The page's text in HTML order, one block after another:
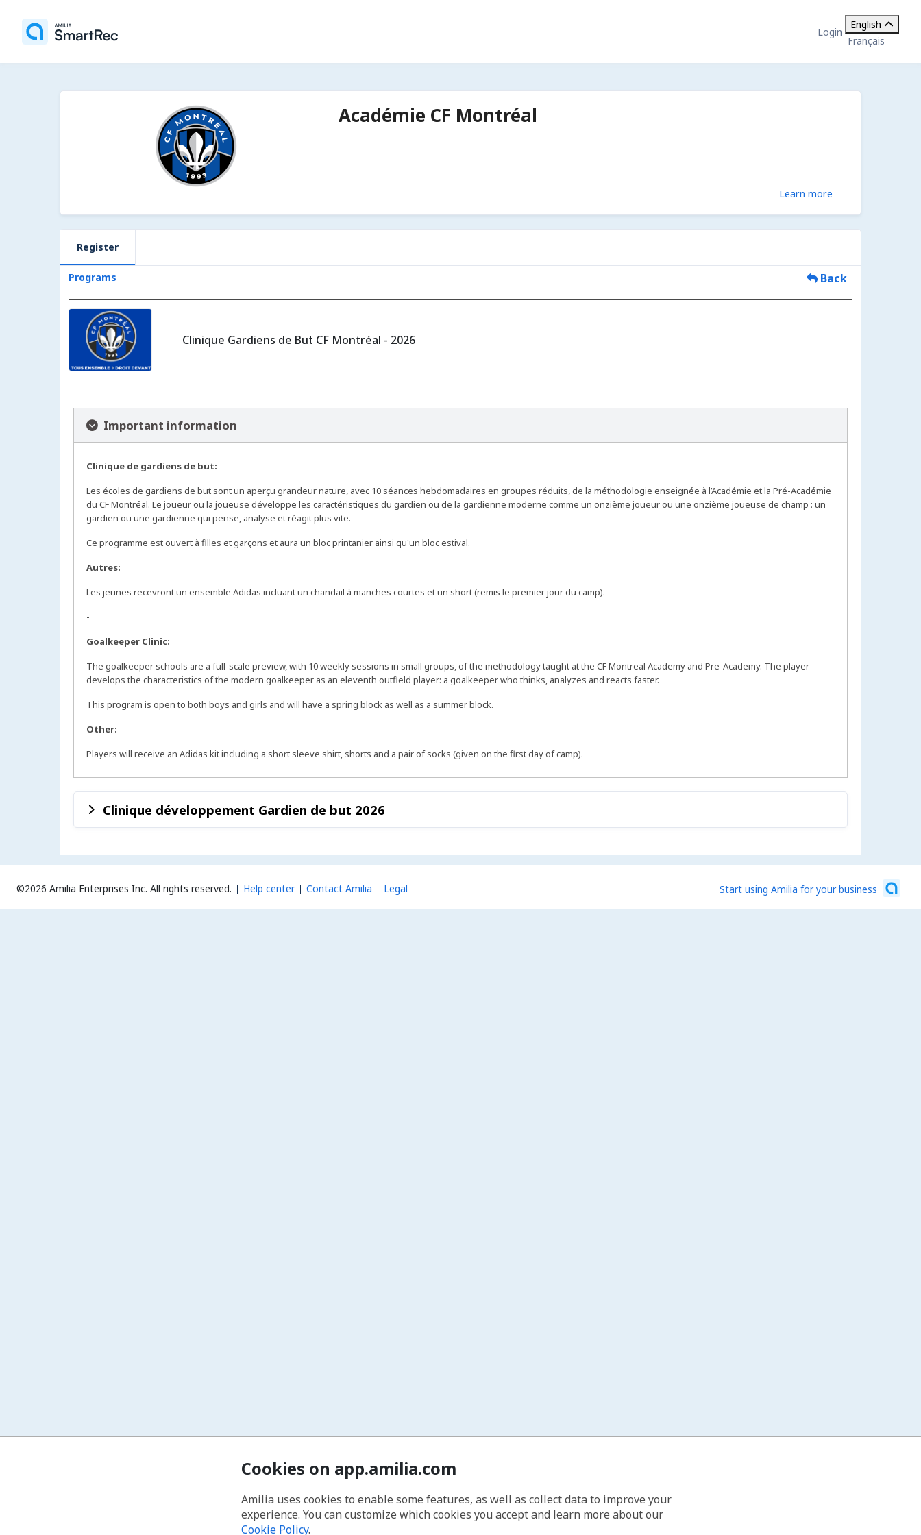
Login
English
Français
Académie CF Montréal
Learn more
Register
Programs Back
Clinique Gardiens de But CF Montréal - 2026
Important information
Clinique de gardiens de but:
Les écoles de gardiens de but sont un aperçu grandeur nature, avec 10 séances hebdomadaires en groupes réduits, de la méthodologie enseignée à l’Académie et la Pré-Académie
du CF Montréal. Le joueur ou la joueuse développe les caractéristiques du gardien ou de la gardienne moderne comme un onzième joueur ou une onzième joueuse de champ : un
gardien ou une gardienne qui pense, analyse et réagit plus vite.
Ce programme est ouvert à filles et garçons et aura un bloc printanier ainsi qu'un bloc estival.
Autres:
Les jeunes recevront un ensemble Adidas incluant un chandail à manches courtes et un short (remis le premier jour du camp).
-
Goalkeeper Clinic:
The goalkeeper schools are a full-scale preview, with 10 weekly sessions in small groups, of the methodology taught at the CF Montreal Academy and Pre-Academy. The player
develops the characteristics of the modern goalkeeper as an eleventh outfield player: a goalkeeper who thinks, analyzes and reacts faster.
This program is open to both boys and girls and will have a spring block as well as a summer block.
Other:
Players will receive an Adidas kit including a short sleeve shirt, shorts and a pair of socks (given on the first day of camp).
Clinique développement Gardien de but 2026
©2026 Amilia Enterprises Inc. All rights reserved. Help center Contact Amilia Legal Start using Amilia for your business
Cookies on app.amilia.com
Amilia uses cookies to enable some features, as well as collect data to improve your
experience. You can customize which cookies you accept and learn more about our
Cookie Policy.